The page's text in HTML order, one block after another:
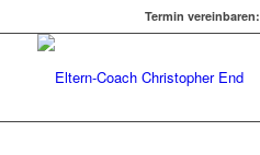
Termin
KINDER
HUMMEL